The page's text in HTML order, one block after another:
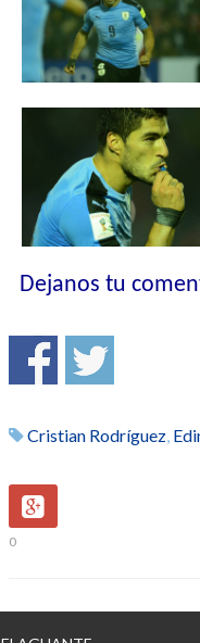
Dejanos tu
Cristian Rodríguez
0